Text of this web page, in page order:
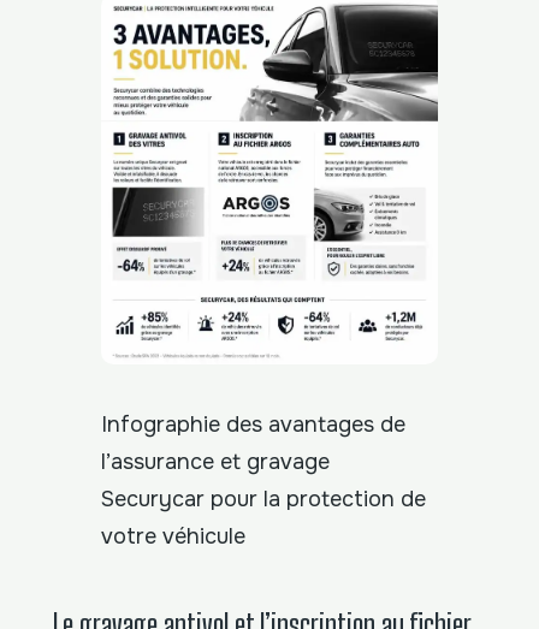
Infographie des avantages de
l’assurance et gravage
Securycar pour la protection de
votre véhicule